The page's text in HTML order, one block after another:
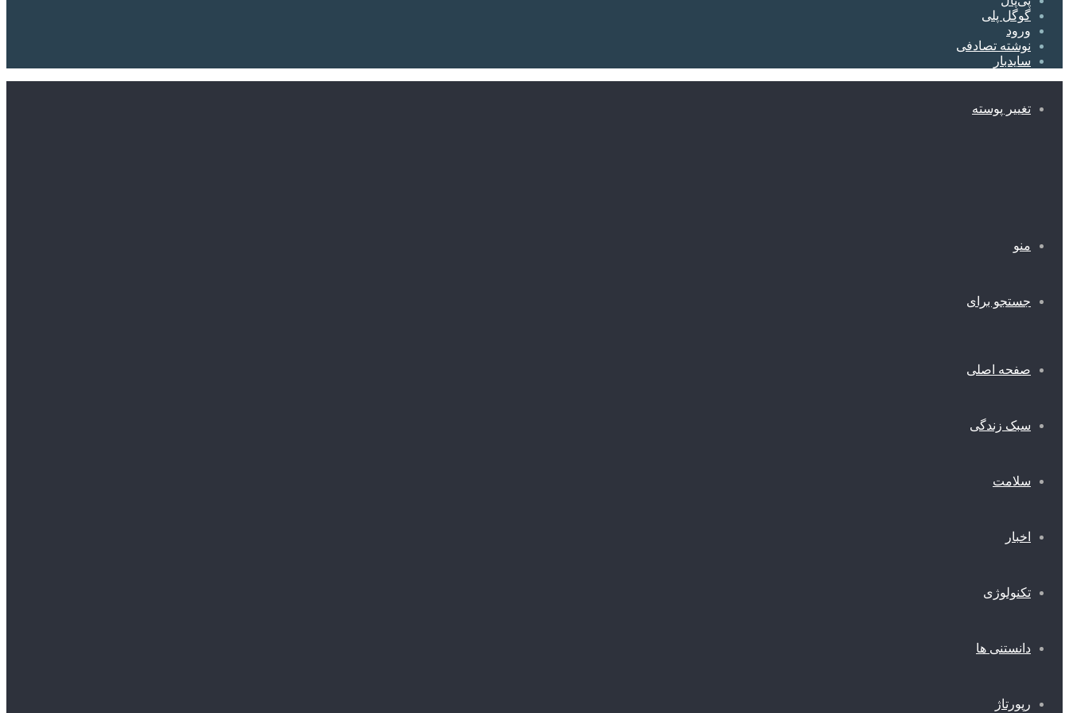
گوگل پلی
ورود
نوشته تصادفی
سایدبار
تغییر پوسته
منو
جستجو برای
صفحه اصلی
سبک زندگی
سلامت
اخبار
تکنولوژی
دانستنی ها
رپورتاژ